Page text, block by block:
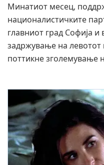
Минатиот месец,
националистичките
главниот град Софија и
задржување на левотот
поттикне зголемување